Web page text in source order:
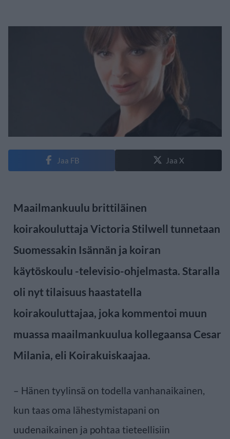
Jaa FB Jaa X
Maailmankuulu brittiläinen
koirakouluttaja Victoria Stilwell tunnetaan
Suomessakin Isännän ja koiran
käytöskoulu -televisio-ohjelmasta. Staralla
oli nyt tilaisuus haastatella
koirakouluttajaa, joka kommentoi muun
muassa maailmankuulua kollegaansa Cesar
Milania, eli Koirakuiskaajaa.
– Hänen tyylinsä on todella vanhanaikainen,
kun taas oma lähestymistapani on
uudenaikainen ja pohtaa tieteellisiin